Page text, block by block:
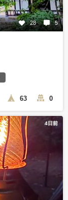
28 5
63 0
4日前